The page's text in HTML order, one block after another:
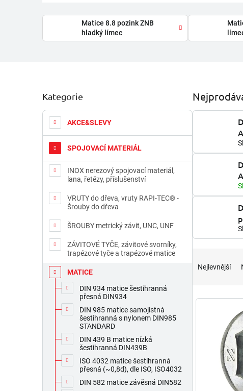
Matice 8.8 pozink ZNB
hladký límec
o
s
r
n
Přeskočit
kategorie
Kategorie
AKCE&SLEVY
SPOJOVACÍ MATERIÁL
INOX nerezový spojovací materiál,
lana, řetězy, příslušenství
VRUTY do dřeva, vruty RAPI-TEC® -
Šrouby do dřeva
ŠROUBY metrický závit, UNC, UNF
ZÁVITOVÉ TYČE, závitové svorníky,
trapézové tyče a trapézové matice
MATICE
DIN 934 matice šestihranná
přesná DIN934
DIN 985 matice samojistná
šestihranná s nylonem DIN985
STANDARD
DIN 439 B matice nízká
šestihranná DIN439B
ISO 4032 matice šestihranná
přesná (~0,8d), dle ISO, ISO4032
DIN 582 matice závěsná DIN582
n
Nejlevnější
V